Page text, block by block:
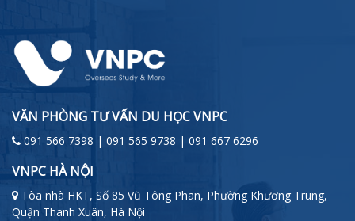
VĂN PHÒNG TƯ VẤN DU HỌC VNPC
091 566 7398 | 091 565 9738 | 091 667 6296
VNPC HÀ NỘI
Tòa nhà HKT, Số 85 Vũ Tông Phan, Phường Khương Trung,
Quận Thanh Xuân, Hà Nội